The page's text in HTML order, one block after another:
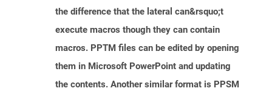
the difference that the lateral can&rsquo;t
execute macros though they can contain
macros. PPTM files can be edited by opening
them in Microsoft PowerPoint and updating
the contents. Another similar format is PPSM